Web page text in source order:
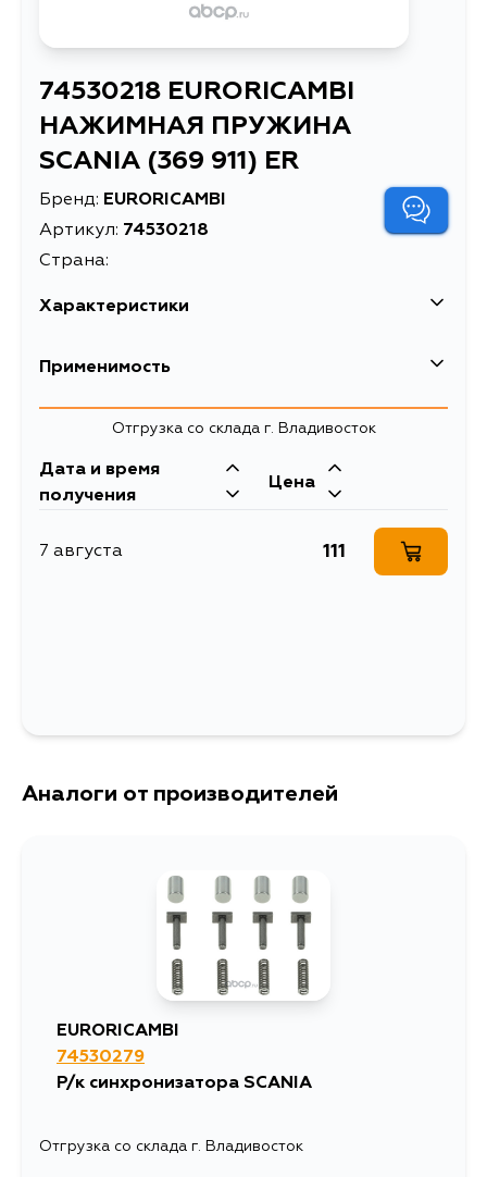
74530218 EURORICAMBI
НАЖИМНАЯ ПРУЖИНА
SCANIA (369 911) ER
Бренд: EURORICAMBI
Артикул: 74530218
Страна:
Характеристики
Описание
НАЖИМНАЯ ПРУЖИНА SCANIA (369
Применимость
Отгрузка со склада г. Владивосток
Дата и время
получения
Цена
7 августа 111
Аналоги от производителей
EURORICAMBI
74530279
Р/к синхронизатора SCANIA
Отгрузка со склада г. Владивосток